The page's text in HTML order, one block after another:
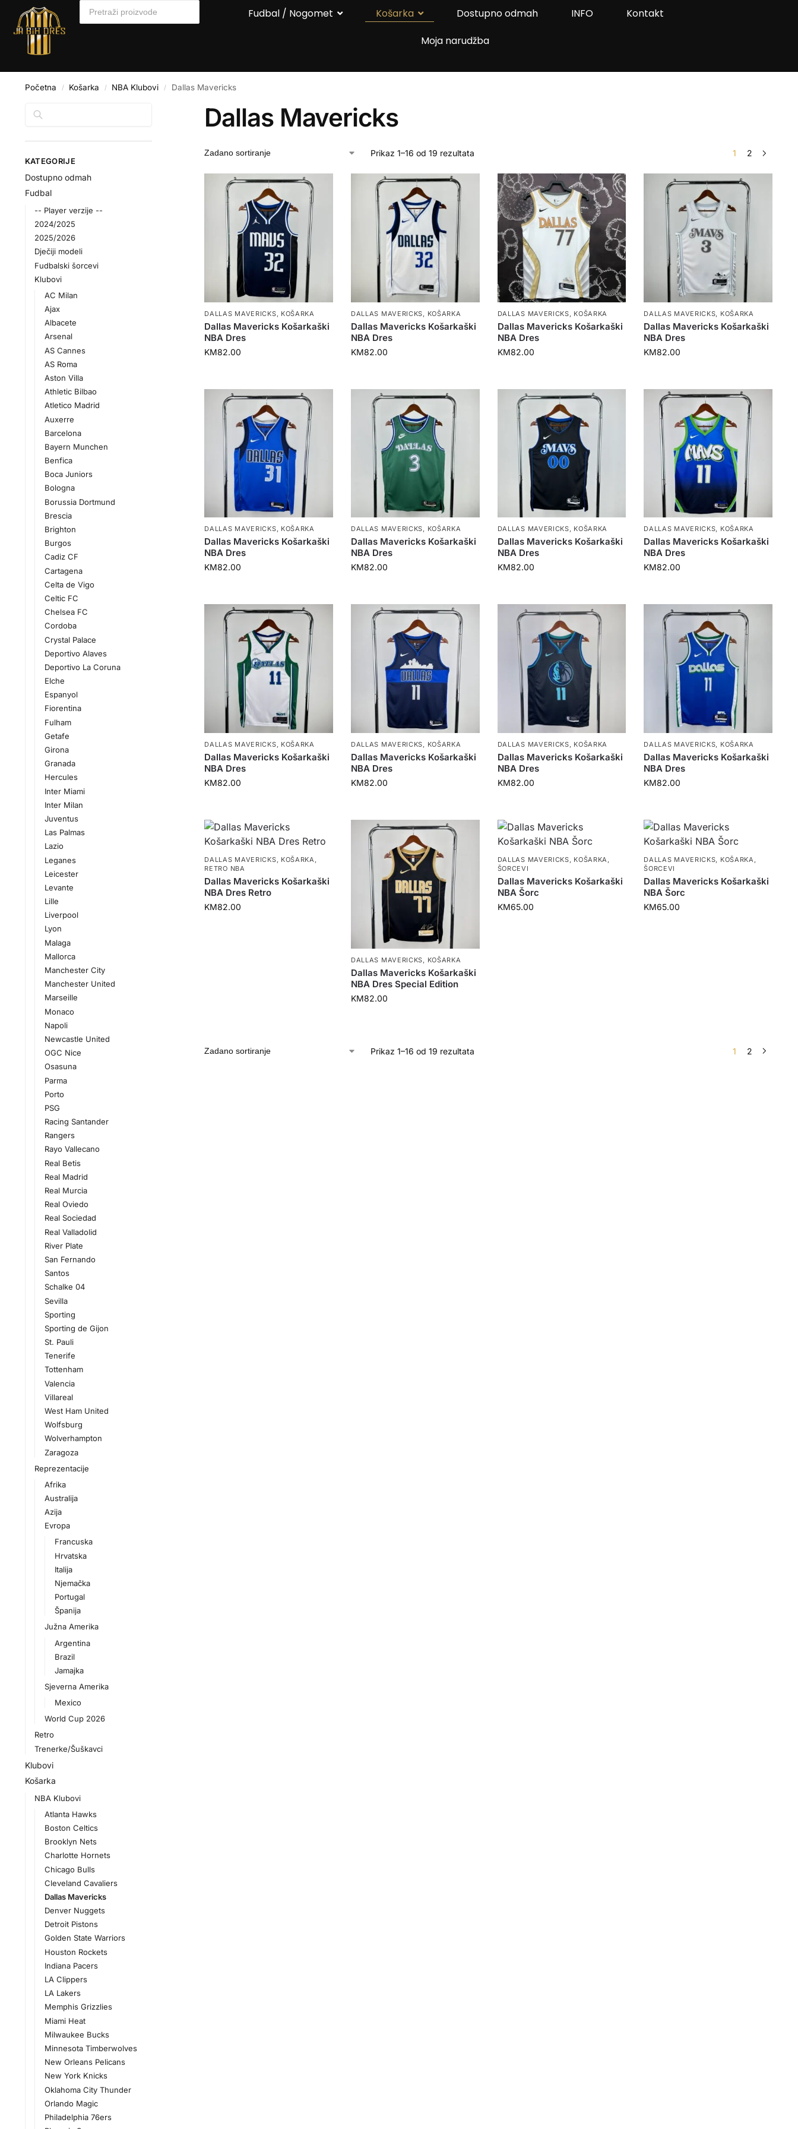
Fudbal / Nogomet Košarka Dostupno odmah INFO
Kontakt
Moja narudžba
Početna / Košarka / NBA Klubovi / Dallas Mavericks
Dallas Mavericks
Prikaz 1–16 od 19 rezultata 1 2
DALLAS MAVERICKS KOŠARKA
Dallas Mavericks Košarkaški
NBA Dres
KM82.00
DALLAS MAVERICKS KOŠARKA
Dallas Mavericks Košarkaški
NBA Dres
KM82.00
DALLAS MAVERICKS KOŠARKA
Dallas Mavericks Košarkaški
NBA Dres
KM82.00
DALLAS MAVERICKS KOŠARKA
Dallas Mavericks Košarkaški
NBA Dres
KM82.00
DALLAS MAVERICKS, KOŠARKA
Dallas Mavericks Košarkaški
NBA Dres
KM82.00
DALLAS MAVERICKS, KOŠARKA
Dallas Mavericks Košarkaški
NBA Dres
KM82.00
DALLAS MAVERICKS, KOŠARKA
Dallas Mavericks Košarkaški
NBA Dres
KM82.00
DALLAS MAVERICKS, KOŠARKA
Dallas Mavericks Košarkaški
NBA Dres
KM82.00
DALLAS MAVERICKS, KOŠARKA
Dallas Mavericks Košarkaški
NBA Dres
KM82.00
DALLAS MAVERICKS, KOŠARKA
Dallas Mavericks Košarkaški
NBA Dres
KM82.00
DALLAS MAVERICKS, KOŠARKA
Dallas Mavericks Košarkaški
NBA Dres
KM82.00
DALLAS MAVERICKS, KOŠARKA
Dallas Mavericks Košarkaški
NBA Dres
KM82.00
DALLAS MAVERICKS, KOŠARKA,
RETRO NBA
Dallas Mavericks Košarkaški
NBA Dres Retro
KM82.00
DALLAS MAVERICKS KOŠARKA
Dallas Mavericks Košarkaški
NBA Dres Special Edition
KM82.00
DALLAS MAVERICKS, KOŠARKA,
ŠORCEVI
Dallas Mavericks Košarkaški
NBA Šorc
KM65.00
DALLAS MAVERICKS, KOŠARKA,
ŠORCEVI
Dallas Mavericks Košarkaški
NBA Šorc
KM65.00
Prikaz 1–16 od 19 rezultata 1 2
KATEGORIJE
Dostupno odmah
Fudbal
-- Player verzije --
2024/2025
2025/2026
Dječiji modeli
Fudbalski šorcevi
Klubovi
AC Milan
Ajax
Albacete
Arsenal
AS Cannes
AS Roma
Aston Villa
Athletic Bilbao
Atletico Madrid
Auxerre
Barcelona
Bayern Munchen
Benfica
Boca Juniors
Bologna
Borussia Dortmund
Brescia
Brighton
Burgos
Cadiz CF
Cartagena
Celta de Vigo
Celtic FC
Chelsea FC
Cordoba
Crystal Palace
Deportivo Alaves
Deportivo La Coruna
Elche
Espanyol
Fiorentina
Fulham
Getafe
Girona
Granada
Hercules
Inter Miami
Inter Milan
Juventus
Las Palmas
Lazio
Leganes
Leicester
Levante
Lille
Liverpool
Lyon
Malaga
Mallorca
Manchester City
Manchester United
Marseille
Monaco
Napoli
Newcastle United
OGC Nice
Osasuna
Parma
Porto
PSG
Racing Santander
Rangers
Rayo Vallecano
Real Betis
Real Madrid
Real Murcia
Real Oviedo
Real Sociedad
Real Valladolid
River Plate
San Fernando
Santos
Schalke 04
Sevilla
Sporting
Sporting de Gijon
St. Pauli
Tenerife
Tottenham
Valencia
Villareal
West Ham United
Wolfsburg
Wolverhampton
Zaragoza
Reprezentacije
Afrika
Australija
Azija
Evropa
Francuska
Hrvatska
Italija
Njemačka
Portugal
Španija
Južna Amerika
Argentina
Brazil
Jamajka
Sjeverna Amerika
Mexico
World Cup 2026
Retro
Trenerke/Šuškavci
Klubovi
Košarka
NBA Klubovi
Atlanta Hawks
Boston Celtics
Brooklyn Nets
Charlotte Hornets
Chicago Bulls
Cleveland Cavaliers
Dallas Mavericks
Denver Nuggets
Detroit Pistons
Golden State Warriors
Houston Rockets
Indiana Pacers
LA Clippers
LA Lakers
Memphis Grizzlies
Miami Heat
Milwaukee Bucks
Minnesota Timberwolves
New Orleans Pelicans
New York Knicks
Oklahoma City Thunder
Orlando Magic
Philadelphia 76ers